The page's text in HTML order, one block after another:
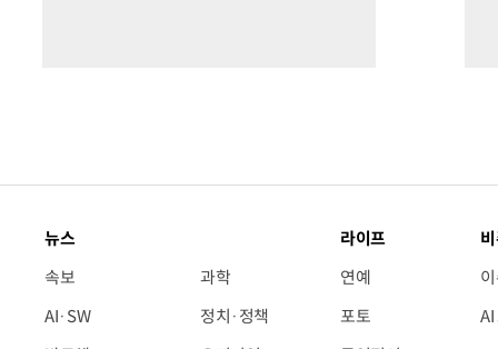
뉴스
속보
AI·SW
과학
정치·정책
라이프
연예
포토